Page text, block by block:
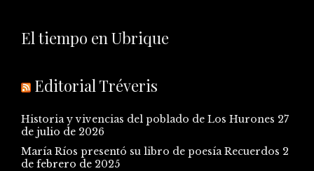
El tiempo en Ubrique
Editorial Tréveris
Historia y vivencias del poblado de Los Hurones 27
de julio de 2026
María Ríos presentó su libro de poesía Recuerdos 2
de febrero de 2025